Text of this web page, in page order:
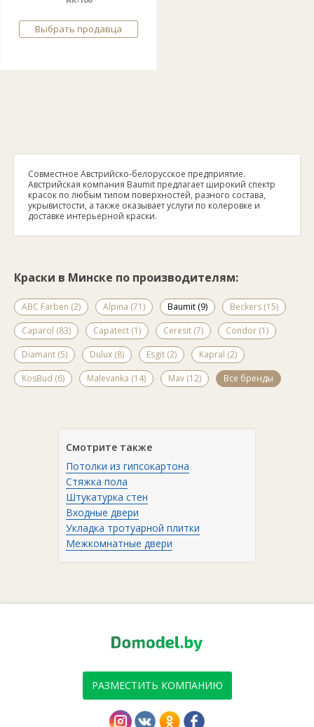
Выбрать продавца
Совместное Австрийско-белорусское предприятие.
Австрийская компания Baumit предлагает широкий спектр
красок по любым типом поверхностей, разного состава,
укрывистости, а также оказывает услуги по колеровке и
доставке интерьерной краски.
Краски в Минске по производителям:
ABC Farben (2) Alpina (71) Baumit (9)
Beckers (15)
Caparol (83)
Capatect (1) Ceresit (7)
Condor (1)
Diamant (5)
Dulux (8) Esgit (2)
Kapral (2)
KosBud (6)
Malevanka (14) Mav (12) Все бренды
Смотрите также
Потолки из гипсокартона
Стяжка пола
Штукатурка стен
Входные двери
Укладка тротуарной плитки
Межкомнатные двери
РАЗМЕСТИТЬ КОМПАНИЮ